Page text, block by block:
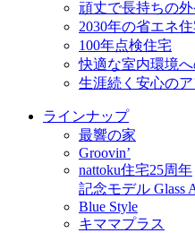
頑丈で長持ちの
2030年の省エネ
100年点検住宅
快適な室内環境へ
生涯続く安心の
ラインナップ
最響の家
Groovin’
nattoku住宅25周年
記念モデル Glass
Blue Style
キママプラス